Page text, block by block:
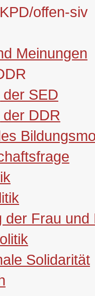
offen-siv
Meinungen
SED
DDR
der Frau und
Solidarität